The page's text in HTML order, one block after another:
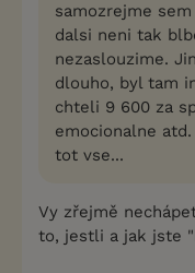
samozrejme
dalsi neni tak
nezaslouzime.
dlouho, byl tam
chteli 9 600 za
emocionalne
tot vse...
Vy zřejmě
to, jestli a jak jste